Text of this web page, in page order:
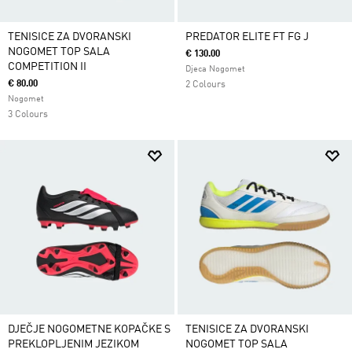
TENISICE ZA DVORANSKI
NOGOMET TOP SALA
COMPETITION II
€ 80.00
Nogomet
3 Colours
PREDATOR ELITE FT FG J
€ 130.00
Djeca Nogomet
2 Colours
DJEČJE NOGOMETNE KOPAČKE S
PREKLOPLJENIM JEZIKOM
TENISICE ZA DVORANSKI
NOGOMET TOP SALA